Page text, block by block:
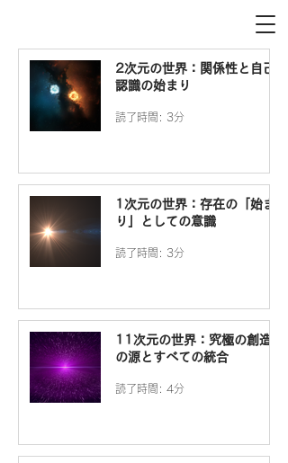
2次元の世界：関係性と自己
認識の始まり
読了時間: 3分
1次元の世界：存在の「始ま
り」としての意識
読了時間: 3分
11次元の世界：究極の創造
の源とすべての統合
読了時間: 4分